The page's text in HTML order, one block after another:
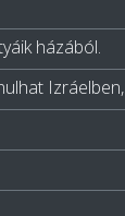
házából.
Izráelben,